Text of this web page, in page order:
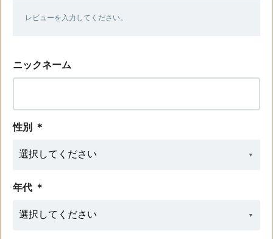
レビューを入力してください。
ニックネーム
性別 ＊
年代 ＊